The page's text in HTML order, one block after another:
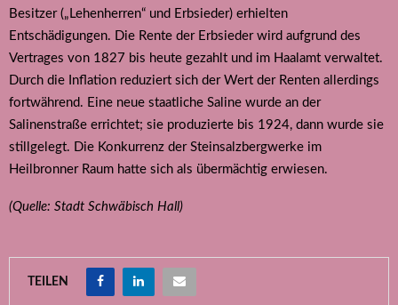
Besitzer („Lehenherren“ und Erbsieder) erhielten
Entschädigungen. Die Rente der Erbsieder wird aufgrund des
Vertrages von 1827 bis heute gezahlt und im Haalamt verwaltet.
Durch die Inflation reduziert sich der Wert der Renten allerdings
fortwährend. Eine neue staatliche Saline wurde an der
Salinenstraße errichtet; sie produzierte bis 1924, dann wurde sie
stillgelegt. Die Konkurrenz der Steinsalzbergwerke im
Heilbronner Raum hatte sich als übermächtig erwiesen.
(Quelle: Stadt Schwäbisch Hall)
TEILEN